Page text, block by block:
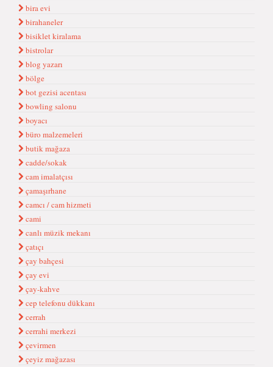
bira evi
birahaneler
bisiklet kiralama
bistrolar
blog yazarı
bölge
bot gezisi acentası
bowling salonu
boyacı
büro malzemeleri
butik mağaza
cadde/sokak
cam imalatçısı
çamaşırhane
camcı / cam hizmeti
cami
canlı müzik mekanı
çatıçı
çay bahçesi
çay evi
çay-kahve
cep telefonu dükkanı
cerrah
cerrahi merkezi
çevirmen
çeyiz mağazası